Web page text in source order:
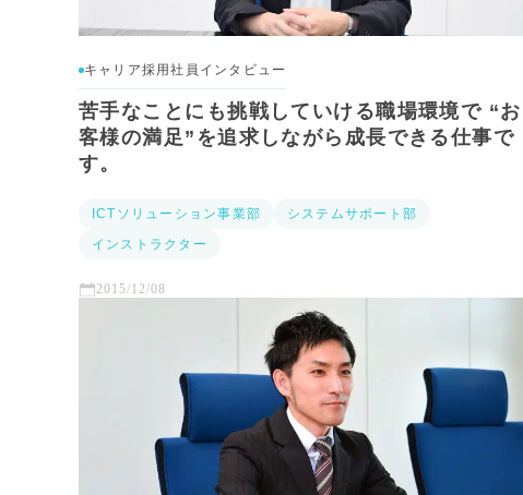
キャリア採用社員インタビュー
苦手なことにも挑戦していける職場環境で “お
客様の満足”を追求しながら成長できる仕事で
す。
ICTソリューション事業部
システムサポート部
インストラクター
2015/12/08